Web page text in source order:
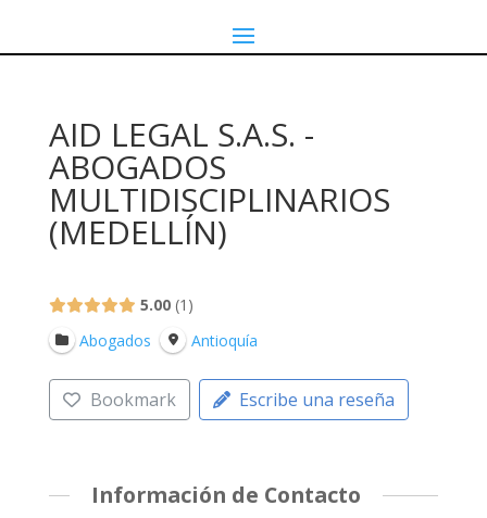
AID LEGAL S.A.S. -
ABOGADOS
MULTIDISCIPLINARIOS
(MEDELLÍN)
5.00 1
Abogados
Antioquía
Bookmark Escribe una reseña
Información de Contacto